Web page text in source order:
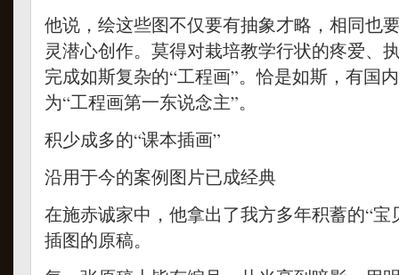
他说，绘这些图不仅要有抽象才略，相同也
灵潜心创作。莫得对栽培教学行状的疼爱、
完成如斯复杂的“工程画”。恰是如斯，有国
为“工程画第一东说念主”。
积少成多的“课本插画”
沿用于今的案例图片已成经典
在施赤诚家中，他拿出了我方多年积蓄的“
插图的原稿。